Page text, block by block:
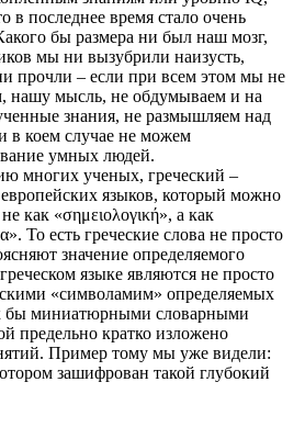
в последнее время стало очень
бы размера ни был наш мозг,
мы ни вызубрили наизусть,
прочли – если при всем этом мы не
нашу мысль, не обдумываем и на
знания, не размышляем над
в коем случае не можем
умных людей.
многих ученых, греческий –
языков, который можно
как «σημειολογική», а как
То есть греческие слова не просто
значение определяемого
языке являются не просто
«символамим» определяемых
бы миниатюрными словарными
предельно кратко изложено
Пример тому мы уже видели:
зашифрован такой глубокий